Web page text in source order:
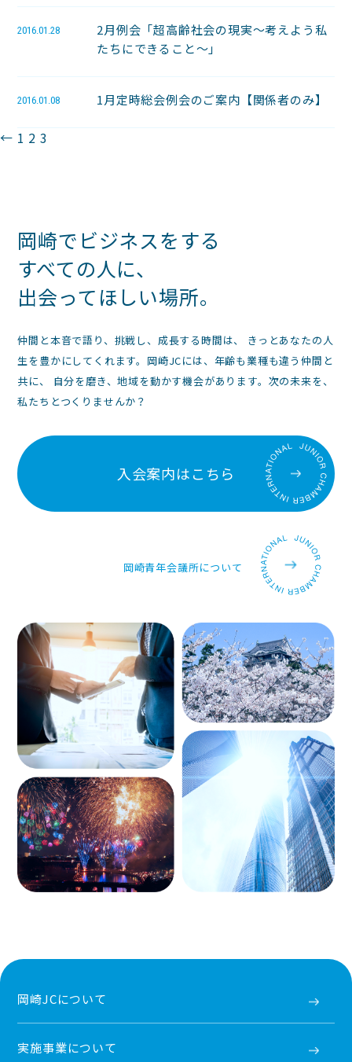
2016.01.28
2月例会「超高齢社会の現実～考えよう私
たちにできること～」
2016.01.08 1月定時総会例会のご案内【関係者のみ】
投
ペ
ー
り
← 1 2 3
岡崎でビジネスをする
すべての人に、
出会ってほしい場所。
仲間と本音で語り、挑戦し、成長する時間は、 きっとあなたの人
生を豊かにしてくれます。岡崎JCには、年齢も業種も違う仲間と
共に、 自分を磨き、地域を動かす機会があります。次の未来を、
私たちとつくりませんか？
入会案内はこちら
岡崎青年会議所について
岡崎JCについて
実施事業について